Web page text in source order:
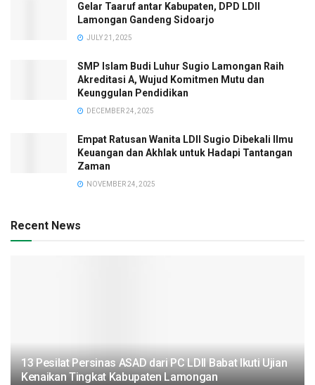
Gelar Taaruf antar Kabupaten, DPD LDII
Lamongan Gandeng Sidoarjo
JULY 21, 2025
SMP Islam Budi Luhur Sugio Lamongan Raih
Akreditasi A, Wujud Komitmen Mutu dan
Keunggulan Pendidikan
DECEMBER 24, 2025
Empat Ratusan Wanita LDII Sugio Dibekali Ilmu
Keuangan dan Akhlak untuk Hadapi Tantangan
Zaman
NOVEMBER 24, 2025
Recent News
13 Pesilat Persinas ASAD dari PC LDII Babat Ikuti Ujian
Kenaikan Tingkat Kabupaten Lamongan